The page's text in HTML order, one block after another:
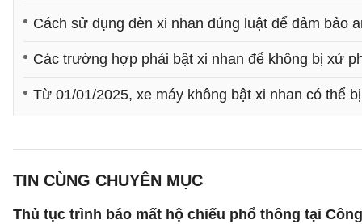
Cách sử dụng đèn xi nhan đúng luật để đảm bảo
Các trường hợp phải bật xi nhan để không bị xử
Từ 01/01/2025, xe máy không bật xi nhan có thể
TIN CÙNG CHUYÊN MỤC
Thủ tục trình báo mất hộ chiếu phổ thông tại